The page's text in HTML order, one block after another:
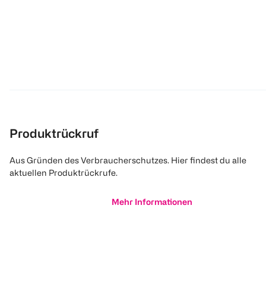
Produktrückruf
Aus Gründen des Verbraucherschutzes. Hier findest du alle
aktuellen Produktrückrufe.
Mehr Informationen